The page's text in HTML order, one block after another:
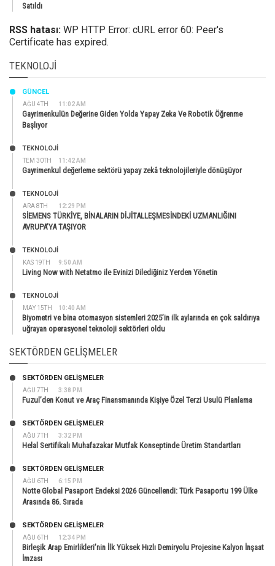
Satıldı
RSS hatası: WP HTTP Error: cURL error 60: Peer's
Certificate has expired.
TEKNOLOJI
AĞU 4TH 11:02 AM
GÜNCEL
Gayrimenkulün Değerine Giden Yolda Yapay Zeka Ve Robotik Öğrenme
Başlıyor
TEM 30TH 11:42 AM
TEKNOLOJİ
Gayrimenkul değerleme sektörü yapay zekâ teknolojileriyle dönüşüyor
ARA 8TH 12:29 PM
TEKNOLOJİ
SİEMENS TÜRKİYE, BİNALARIN DİJİTALLEŞMESİNDEKİ UZMANLIĞINI
AVRUPA’YA TAŞIYOR
KAS 19TH 9:50 AM
TEKNOLOJİ
Living Now with Netatmo ile Evinizi Dilediğiniz Yerden Yönetin
MAY 15TH 10:40 AM
TEKNOLOJİ
Biyometri ve bina otomasyon sistemleri 2025’in ilk aylarında en çok saldırıya
uğrayan operasyonel teknoloji sektörleri oldu
SEKTÖRDEN GELIŞMELER
AĞU 7TH 3:38 PM
SEKTÖRDEN GELIŞMELER
Fuzul’den Konut ve Araç Finansmanında Kişiye Özel Terzi Usulü Planlama
AĞU 7TH 3:32 PM
SEKTÖRDEN GELIŞMELER
Helal Sertifikalı Muhafazakar Mutfak Konseptinde Üretim Standartları
AĞU 6TH 6:15 PM
SEKTÖRDEN GELIŞMELER
Notte Global Pasaport Endeksi 2026 Güncellendi: Türk Pasaportu 199 Ülke
Arasında 86. Sırada
AĞU 6TH 12:34 PM
SEKTÖRDEN GELIŞMELER
Birleşik Arap Emirlikleri’nin İlk Yüksek Hızlı Demiryolu Projesine Kalyon İnşaat
İmzası